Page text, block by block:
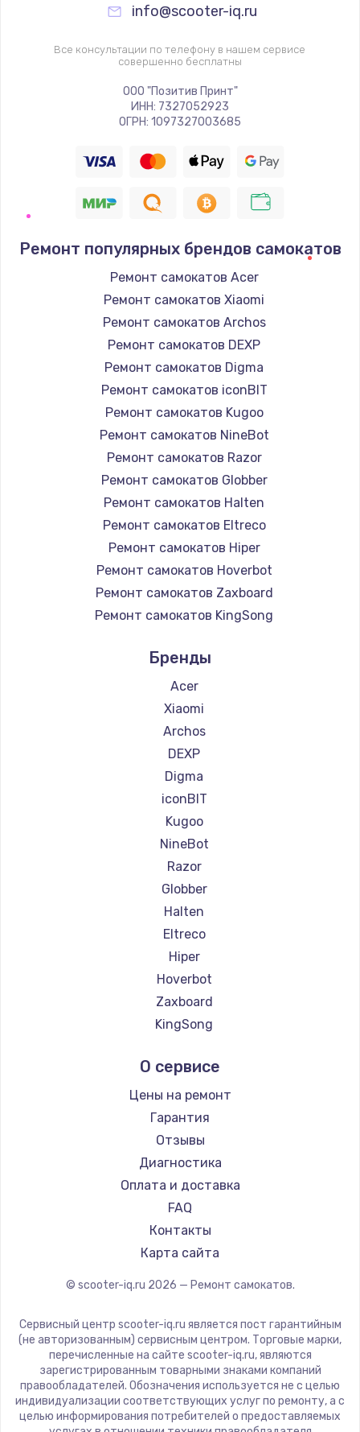
info@scooter-iq.ru
Все консультации по телефону в нашем сервисе
совершенно бесплатны
ООО "Позитив Принт"
ИНН: 7327052923
ОГРН: 1097327003685
Ремонт популярных брендов самокатов
Ремонт самокатов Acer
Ремонт самокатов Xiaomi
Ремонт самокатов Archos
Ремонт самокатов DEXP
Ремонт самокатов Digma
Ремонт самокатов iconBIT
Ремонт самокатов Kugoo
Ремонт самокатов NineBot
Ремонт самокатов Razor
Ремонт самокатов Globber
Ремонт самокатов Halten
Ремонт самокатов Eltreco
Ремонт самокатов Hiper
Ремонт самокатов Hoverbot
Ремонт самокатов Zaxboard
Ремонт самокатов KingSong
Ремонт самокатов Midway by Yamato
Ремонт самокатов Hunter
Ремонт самокатов Shorner
Ремонт самокатов Joyor
Ремонт самокатов Minimotors
Ремонт самокатов Bork
Ремонт самокатов Segway
Бренды
Acer
Xiaomi
Archos
DEXP
Digma
iconBIT
Kugoo
NineBot
Razor
Globber
Halten
Eltreco
Hiper
Hoverbot
Zaxboard
KingSong
Midway by Yamato
Hunter
Shorner
Joyor
Minimotors
Bork
Segway
О сервисе
Цены на ремонт
Гарантия
Отзывы
Диагностика
Оплата и доставка
FAQ
Контакты
Карта сайта
© scooter-iq.ru 2026 — Ремонт самокатов.
Сервисный центр scooter-iq.ru является пост гарантийным
(не авторизованным) сервисным центром. Торговые марки,
перечисленные на сайте scooter-iq.ru, являются
зарегистрированным товарными знаками компаний
правообладателей. Обозначения используется не с целью
индивидуализации соответствующих услуг по ремонту, а с
целью информирования потребителей о предоставляемых